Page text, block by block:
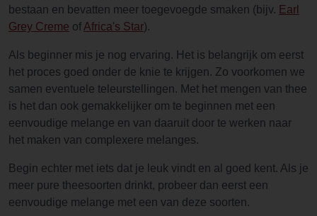
bestaan en bevatten meer toegevoegde smaken (bijv. Earl
Grey Creme of Africa's Star).
Als beginner mis je nog ervaring. Het is belangrijk om eerst
het proces goed onder de knie te krijgen. Zo voorkomen we
samen eventuele teleurstellingen. Met het mengen van thee
is het dan ook gemakkelijker om te beginnen met een
eenvoudige melange en van daaruit door te werken naar
het maken van complexere melanges.
Begin echter met iets dat je leuk vindt en al goed kent. Als je
meer pure theesoorten drinkt, probeer dan eerst een
eenvoudige melange met een van deze soorten.